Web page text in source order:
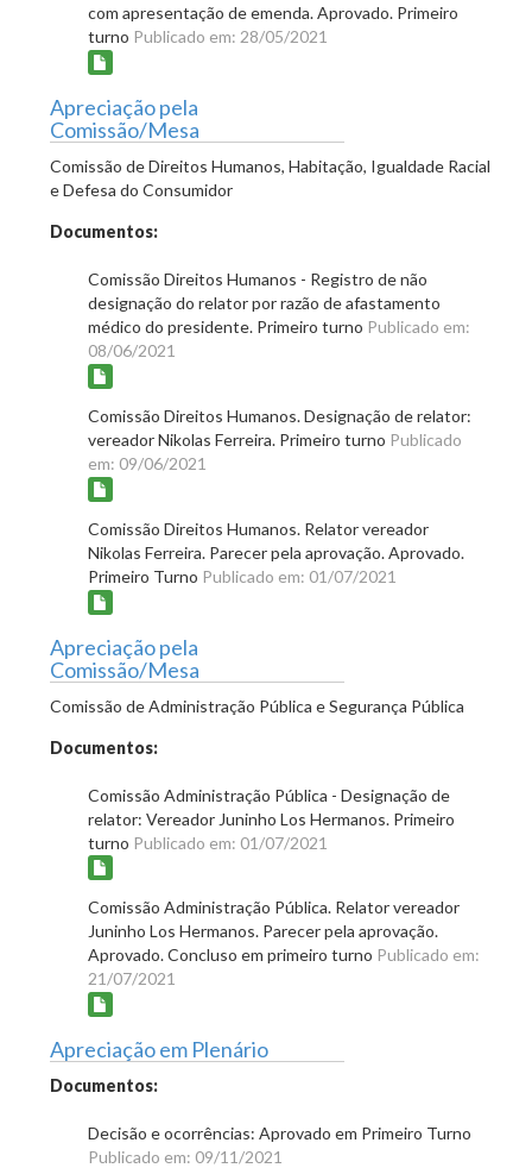
com apresentação de emenda. Aprovado. Primeiro
turno Publicado em: 28/05/2021
Apreciação pela
Comissão/Mesa
Comissão de Direitos Humanos, Habitação, Igualdade Racial
e Defesa do Consumidor
Documentos:
Comissão Direitos Humanos - Registro de não
designação do relator por razão de afastamento
médico do presidente. Primeiro turno Publicado em:
08/06/2021
Comissão Direitos Humanos. Designação de relator:
vereador Nikolas Ferreira. Primeiro turno Publicado
em: 09/06/2021
Comissão Direitos Humanos. Relator vereador
Nikolas Ferreira. Parecer pela aprovação. Aprovado.
Primeiro Turno Publicado em: 01/07/2021
Apreciação pela
Comissão/Mesa
Comissão de Administração Pública e Segurança Pública
Documentos:
Comissão Administração Pública - Designação de
relator: Vereador Juninho Los Hermanos. Primeiro
turno Publicado em: 01/07/2021
Comissão Administração Pública. Relator vereador
Juninho Los Hermanos. Parecer pela aprovação.
Aprovado. Concluso em primeiro turno Publicado em:
21/07/2021
Apreciação em Plenário
Documentos:
Decisão e ocorrências: Aprovado em Primeiro Turno
Publicado em: 09/11/2021